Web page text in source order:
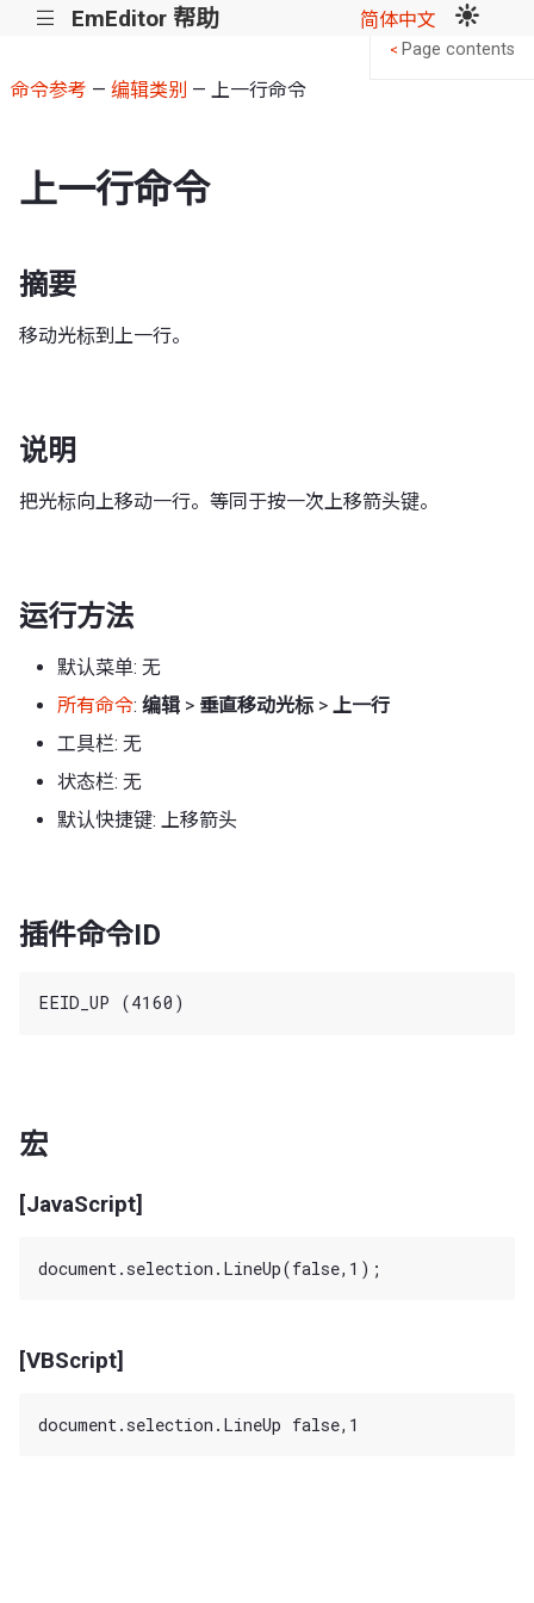
||| EmEditor 帮助 简体中文
命令参考 — 编辑类别 — 上一行命令
上一行命令
摘要
移动光标到上一行。
说明
把光标向上移动一行。等同于按一次上移箭头键。
运行方法
默认菜单: 无
所有命令: 编辑 > 垂直移动光标 > 上一行
工具栏: 无
状态栏: 无
默认快捷键: 上移箭头
插件命令ID
宏
[JavaScript]
[VBScript]
< Page contents